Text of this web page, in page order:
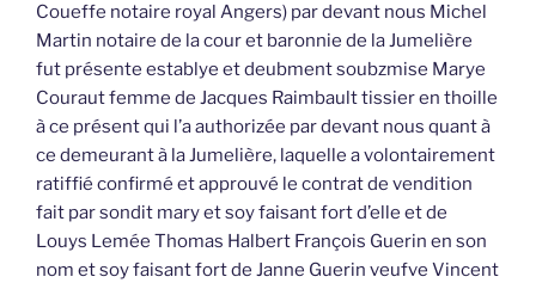
Coueffe notaire royal Angers) par devant nous Michel
Martin notaire de la cour et baronnie de la Jumelière
fut présente establye et deubment soubzmise Marye
Couraut femme de Jacques Raimbault tissier en thoille
à ce présent qui l’a authorizée par devant nous quant à
ce demeurant à la Jumelière, laquelle a volontairement
ratiffié confirmé et approuvé le contrat de vendition
fait par sondit mary et soy faisant fort d’elle et de
Louys Lemée Thomas Halbert François Guerin en son
nom et soy faisant fort de Janne Guerin veufve Vincent